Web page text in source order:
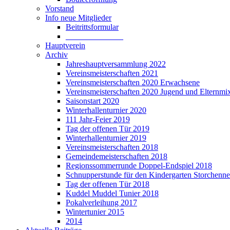
Vorstand
Info neue Mitglieder
Beitrittsformular
Hauptverein
Archiv
Jahreshauptversammlung 2022
Vereinsmeisterschaften 2021
Vereinsmeisterschaften 2020 Erwachsene
Vereinsmeisterschaften 2020 Jugend und
Saisonstart 2020
Winterhallenturnier 2020
111 Jahr-Feier 2019
Tag der offenen Tür 2019
Winterhallenturnier 2019
Vereinsmeisterschaften 2018
Gemeindemeisterschaften 2018
Regionssommerrunde Doppel-Endspiel 2018
Schnupperstunde für den Kindergarten
Tag der offenen Tür 2018
Kuddel Muddel Tunier 2018
Pokalverleihung 2017
Wintertunier 2015
2014